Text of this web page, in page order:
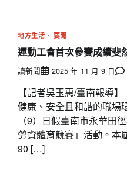
地方生活 要聞
運動工會首次參賽成績
讀新聞 2025 年 11 月 9 日
【記者吳玉惠/臺南報導
健康、安全且和諧的職場
（9）日假臺南市永華田
勞資體育競賽」活動。本
90 […]